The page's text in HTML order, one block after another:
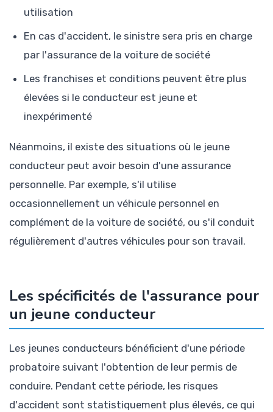
utilisation
En cas d'accident, le sinistre sera pris en charge
par l'assurance de la voiture de société
Les franchises et conditions peuvent être plus
élevées si le conducteur est jeune et
inexpérimenté
Néanmoins, il existe des situations où le jeune
conducteur peut avoir besoin d'une assurance
personnelle. Par exemple, s'il utilise
occasionnellement un véhicule personnel en
complément de la voiture de société, ou s'il conduit
régulièrement d'autres véhicules pour son travail.
Les spécificités de l'assurance pour
un jeune conducteur
Les jeunes conducteurs bénéficient d'une période
probatoire suivant l'obtention de leur permis de
conduire. Pendant cette période, les risques
d'accident sont statistiquement plus élevés, ce qui